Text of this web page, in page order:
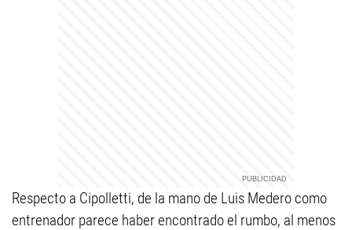
Respecto a Cipolletti, de la mano de Luis Medero como
entrenador parece haber encontrado el rumbo, al menos